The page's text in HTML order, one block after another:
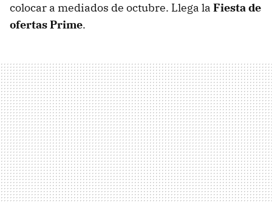
colocar a mediados de octubre. Llega la Fiesta de
ofertas Prime.